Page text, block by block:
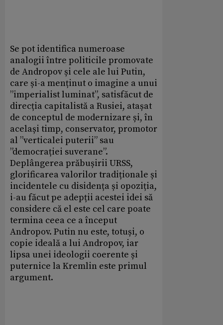
Se pot identifica numeroase
analogii între politicile promovate
de Andropov și cele ale lui Putin,
care și-a menținut o imagine a unui
”imperialist luminat”, satisfăcut de
direcția capitalistă a Rusiei, atașat
de conceptul de modernizare și, în
același timp, conservator, promotor
al ”verticalei puterii” sau
”democrației suverane”.
Deplângerea prăbușirii URSS,
glorificarea valorilor tradiționale și
incidentele cu disidența și opoziția,
i-au făcut pe adepții acestei idei să
considere că el este cel care poate
termina ceea ce a început
Andropov. Putin nu este, totuși, o
copie ideală a lui Andropov, iar
lipsa unei ideologii coerente și
puternice la Kremlin este primul
argument.